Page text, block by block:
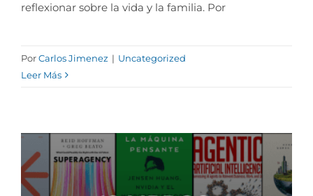
reflexionar sobre la vida y la familia. Por
PorCarlos Jimenez | Uncategorized
Leer Más